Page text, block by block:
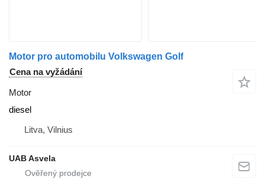
Motor pro automobilu Volkswagen Golf
Cena na vyžádání
Motor
diesel
Litva, Vilnius
UAB Asvela